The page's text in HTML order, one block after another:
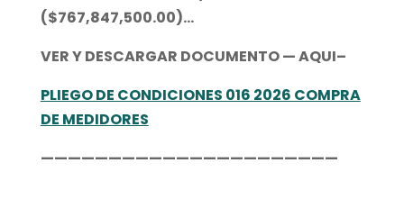
($767,847,500.00)…
VER Y DESCARGAR DOCUMENTO — AQUI–
PLIEGO DE CONDICIONES 016 2026 COMPRA
DE MEDIDORES
——————————————————————